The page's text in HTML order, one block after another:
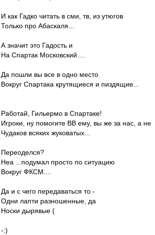
И как Гадко читать в сми, тв, из утюгов
Только про Абаскаля...
А значит это Гадость и
На Спартак Московский....
Да пошли вы все в одно место
Вокруг Спартака крутящиеся и пиздящие...
Работай, Гильермо в Спартаке!
Игроки, ну помогите ВВ ему, вы же за нас, а не
Чудаков всяких жуковатых...
Переоделся?
Неа ...подумал просто по ситуацию
Вокруг ФКСМ....
Да и с чего передаваться то -
Одни лапти разношенные, да
Носки дырявые (
-:)